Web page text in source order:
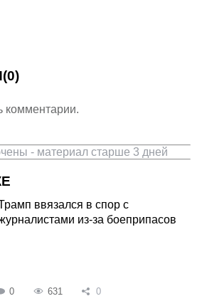
(0)
комментарии.
- материал старше 3 дней
ввязался в спор с
из-за боеприпасов
0 631 0